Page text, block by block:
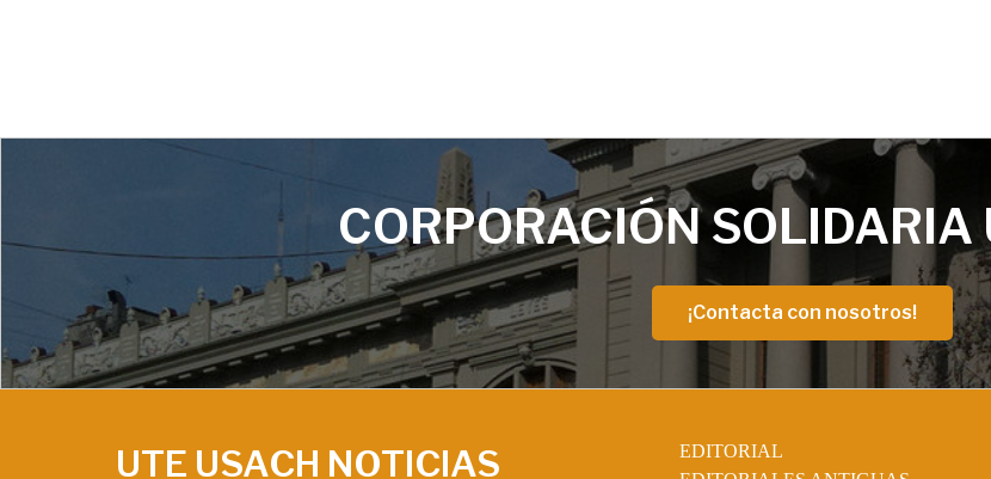
CORPORACIÓN SOLIDARIA
¡Contacta con nosotros!
UTE USACH NOTICIAS
EDITORIAL